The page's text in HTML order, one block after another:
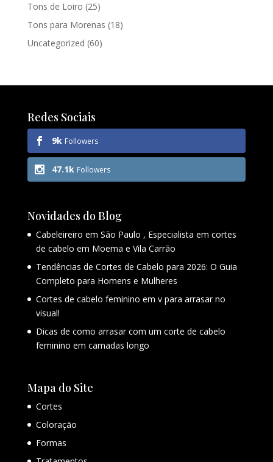
Tons de Loiro (25)
Tons para Morenas (18)
Uncategorized (60)
Redes Sociais
9k Followers
47.1k Followers
Novidades do Blog
Cabeleireiro em São Paulo , Especialista em cortes
de cabelo em Moema e Vila Carrão
Tendências de Cortes de Cabelo para 2026: O Guia
Completo para Homens e Mulheres
Cortes de cabelo feminino em v para arrasar no
visual!
Dicas de como arrasar com um corte de cabelo
feminino em camadas longo
Mapa do Site
Cortes
Coloração
Formas